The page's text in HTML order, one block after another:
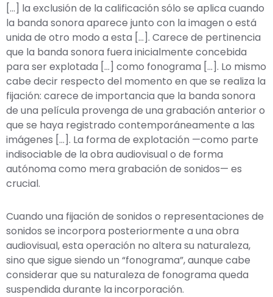
[…] la exclusión de la calificación sólo se aplica cuando
la banda sonora aparece junto con la imagen o está
unida de otro modo a esta […]. Carece de pertinencia
que la banda sonora fuera inicialmente concebida
para ser explotada […] como fonograma […]. Lo mismo
cabe decir respecto del momento en que se realiza la
fijación: carece de importancia que la banda sonora
de una película provenga de una grabación anterior o
que se haya registrado contemporáneamente a las
imágenes […]. La forma de explotación —como parte
indisociable de la obra audiovisual o de forma
autónoma como mera grabación de sonidos— es
crucial.
Cuando una fijación de sonidos o representaciones de
sonidos se incorpora posteriormente a una obra
audiovisual, esta operación no altera su naturaleza,
sino que sigue siendo un “fonograma”, aunque cabe
considerar que su naturaleza de fonograma queda
suspendida durante la incorporación.